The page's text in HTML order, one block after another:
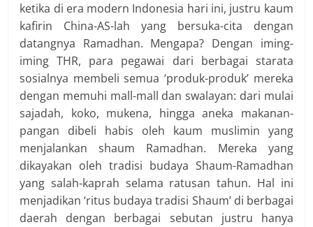
ketika di era modern Indonesia hari ini, justru kaum
kafirin China-AS-lah yang bersuka-cita dengan
datangnya Ramadhan. Mengapa? Dengan iming-
iming THR, para pegawai dari berbagai starata
sosialnya membeli semua ‘produk-produk’ mereka
dengan memuhi mall-mall dan swalayan: dari mulai
sajadah, koko, mukena, hingga aneka makanan-
pangan dibeli habis oleh kaum muslimin yang
menjalankan shaum Ramadhan. Mereka yang
dikayakan oleh tradisi budaya Shaum-Ramadhan
yang salah-kaprah selama ratusan tahun. Hal ini
menjadikan ‘ritus budaya tradisi Shaum’ di berbagai
daerah dengan berbagai sebutan justru hanya